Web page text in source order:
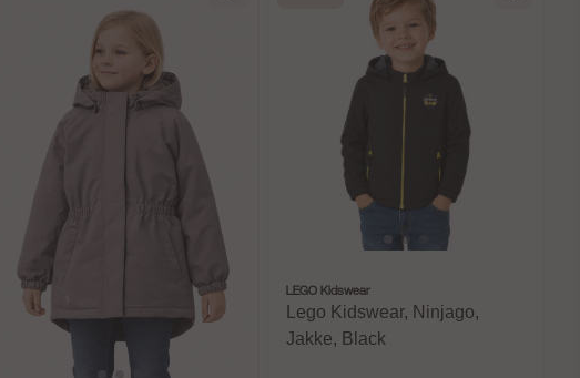
LEGO Kidswear
Lego Kidswear, Ninjago,
Jakke, Black